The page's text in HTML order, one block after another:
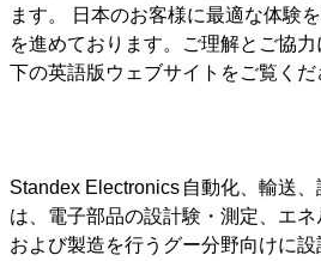
ます。 日本のお客様に最適な体験
を進めております。ご理解とご協
下の英語版ウェブサイトをご覧くだ
Standex Electronics
は、電子部品の設計
および製造を行うグ
自動化、輸送、
験・測定、エネ
ー分野向けに設